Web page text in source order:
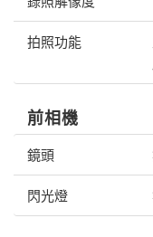
拍照功能
前相機
鏡頭
閃光燈